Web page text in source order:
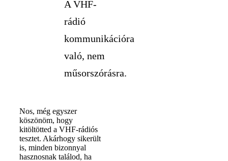
A VHF-
rádió
kommunikációra
való, nem
műsorszórásra.
Nos, még egyszer
köszönöm, hogy
kitöltötted a VHF-rádiós
tesztet. Akárhogy sikerült
is, minden bizonnyal
hasznosnak találod, ha